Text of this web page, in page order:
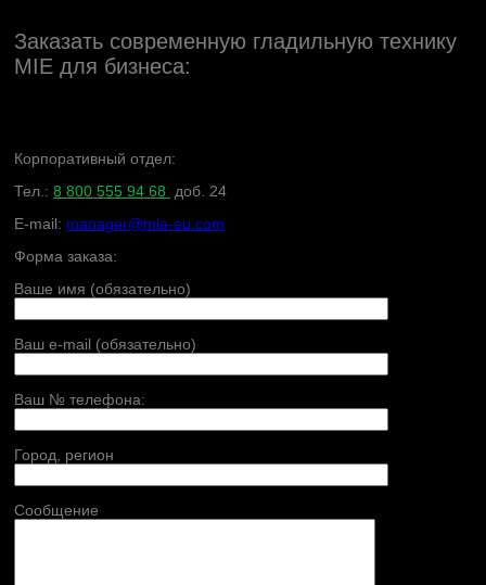
Заказать современную гладильную технику
MIE для бизнеса:
Корпоративный отдел:
Тел.: 8 800 555 94 68 доб. 24
E-mail: manager@mie-eu.com
Форма заказа:
Ваше имя (обязательно)
Ваш e-mail (обязательно)
Ваш № телефона:
Город, регион
Сообщение